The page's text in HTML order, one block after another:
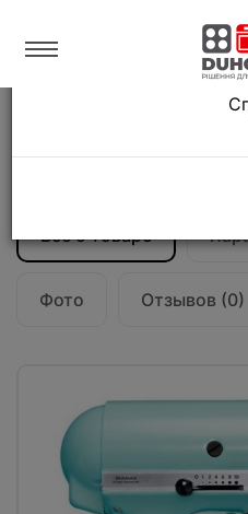
Мелкая бытовая
Миксер KitchenAid
Все о товаре
Фото Отзывов (0)
Язык магазина